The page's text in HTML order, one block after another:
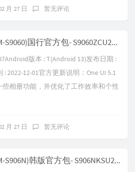
月 27 日 暂无评论
三星Galaxy S22+ (SM-S9060)国行官方包- S9060ZCU2CWB7
版本 : T(Android 13)发布日期 :
: 2022-12-01官方更新说明：One UI 5.1
些相册功能，并优化了工作效率和个性
月 27 日 暂无评论
三星Galaxy S22+ (SM-S906N)韩版官方包- S906NKSU2BVL3